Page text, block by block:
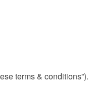
terms & conditions”).